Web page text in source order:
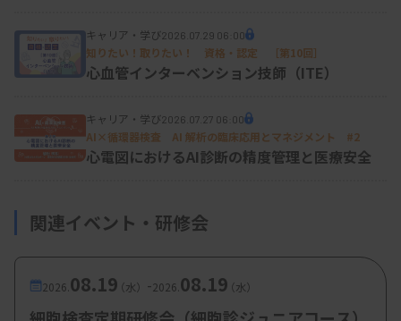
入職後は、RI検査室で腫瘍マーカーやホルモンの測
定を用手法で行いました。その後、微生物検査室、
ョンして、大学病院には20年ほどいました。
その後、同じ川崎学園の岡山市の川崎医科大学附属
行きました。ちょうど電子カルテや検査システムが
した。
新型コロナウイルス感染症が流行していた2021年4
キャリア・学び2026.07.29 06:00
知りたい！取りたい！ 資格・認定 ［第10回］
心血管インターベンション技師（ITE）
キャリア・学び2026.07.27 06:00
AI×循環器検査 AI 解析の臨床応用とマネジメント #2
心電図におけるAI診断の精度管理と医療安全
関連イベント・研修会
2026. 08.19（水） -2026. 08.19（水）